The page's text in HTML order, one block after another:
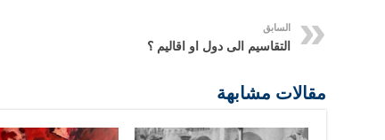
السابق
التقاسيم الى دول او اقاليم ؟
مقالات مشابهة